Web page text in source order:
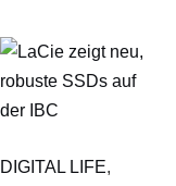
DIGITAL LIFE,